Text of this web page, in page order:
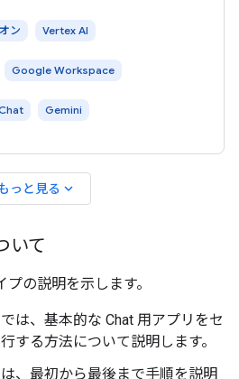
成するために複雑な複数ステップ
ン Vertex AI
Google Workspace
Gemini
っと見る expand_more
いて
の説明を示します。
では、基本的な Chat 用アプリをセ
する方法について説明します。
、最初から最後まで手順を説明